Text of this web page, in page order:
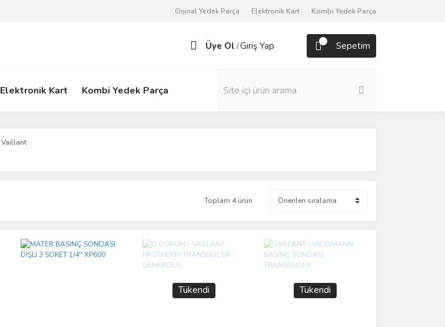
Orjinal Yedek Parça Elektronik Kart Kombi Yedek Parça
Üye Ol /Giriş Yap Sepetim
Elektronik Kart Kombi Yedek Parça
Vaillant
Toplam 4 ürün
Tükendi Tükendi